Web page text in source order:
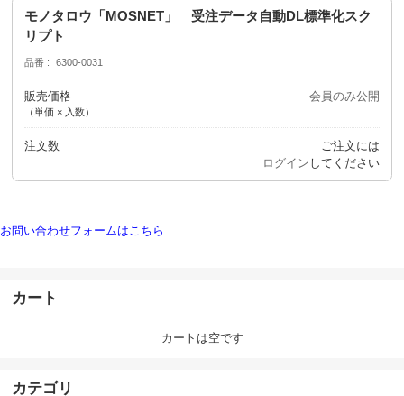
モノタロウ「MOSNET」 受注データ自動DL標準化スク
リプト
品番 6300-0031
販売価格
（単価 × 入数）
会員のみ公開
注文数
ご注文には
ログイン してください
お問い合わせフォームはこちら
カート
カートは空です
カテゴリ